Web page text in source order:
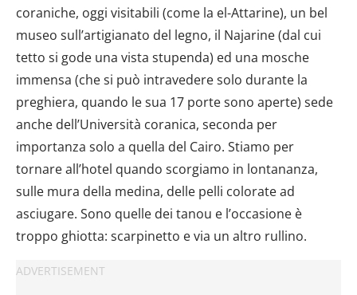
coraniche, oggi visitabili (come la el-Attarine), un bel
museo sull’artigianato del legno, il Najarine (dal cui
tetto si gode una vista stupenda) ed una mosche
immensa (che si può intravedere solo durante la
preghiera, quando le sua 17 porte sono aperte) sede
anche dell’Università coranica, seconda per
importanza solo a quella del Cairo. Stiamo per
tornare all’hotel quando scorgiamo in lontananza,
sulle mura della medina, delle pelli colorate ad
asciugare. Sono quelle dei tanou e l’occasione è
troppo ghiotta: scarpinetto e via un altro rullino.